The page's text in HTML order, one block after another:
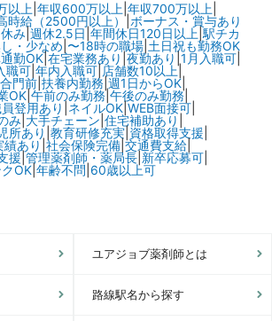
以上 年収600万以上 年収700万以上
時給（2500円以上）| ボーナス・賞与あり
み| 週休2.5日 年間休日120日以上 駅チカ
・少なめ 〜18時の職場| 土日祝も勤務OK
勤OK|在宅業務あり 夜勤あり 1月入職可|
職可| 年内入職可| 店舗数10以上|
門前| 扶養内勤務 週1日からOK|
OK| 午前のみ勤務| 午後のみ勤務|
登用あり ネイルOK| WEB面接可|
み| 大手チェーン 住宅補助あり
所あり 教育研修充実| 資格取得支援
あり 社会保険完備| 交通費支給|
援 |管理薬剤師・薬局長| 新卒応募可|
OK| 年齢不問 60歳以上可
ユアジョブ薬剤師とは
路線駅名から探す